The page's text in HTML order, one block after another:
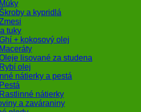
Múky
Škroby a kypridlá
tuky
+ kokosový olej
Maceráty
lisované za studena
Rybí olej
nátierky a pestá
Pestá
Rastlinné nátierky
a zaváraniny